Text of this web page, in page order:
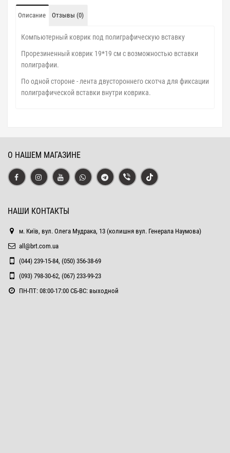
Описание Отзывы (0)
Компьютерный коврик под полиграфическую вставку
Прорезиненный коврик 19*19 см с возможностью вставки
полиграфии.
По одной стороне - лента двустороннего скотча для фиксации
полиграфической вставки внутри коврика.
О НАШЕМ МАГАЗИНЕ
НАШИ КОНТАКТЫ
м. Київ, вул. Олега Мудрака, 13 (колишня вул. Генерала Наумова)
all@brt.com.ua
(044) 239-15-84, (050) 356-38-69
(093) 798-30-62, (067) 233-99-23
ПН-ПТ: 08:00-17:00 СБ-ВС: выходной